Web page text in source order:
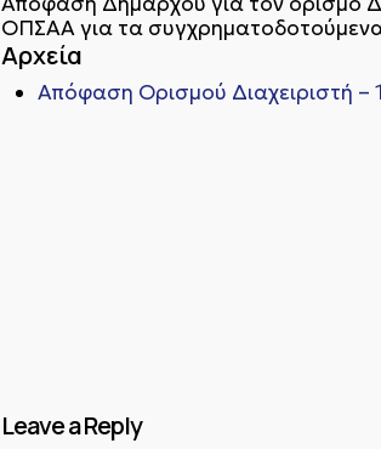
ΟΠΣΑΑ για τα
Αρχεία
Απόφαση Ορισμού Διαχειριστή –
Leave a Reply